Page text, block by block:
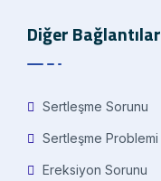
Diğer Bağlantılar
Sertleşme Sorunu
Sertleşme Problemi
Ereksiyon Sorunu